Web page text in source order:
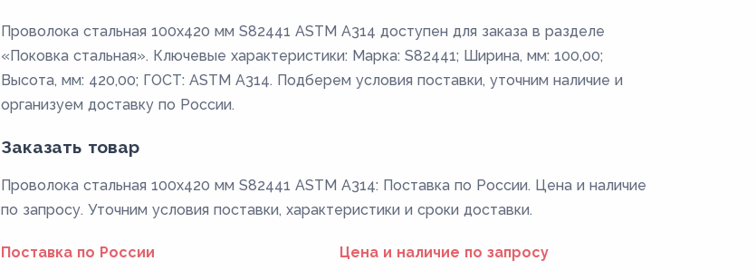
Проволока стальная 100х420 мм S82441 ASTM A314 доступен для заказа в разделе
«Поковка стальная». Ключевые характеристики: Марка: S82441; Ширина, мм: 100,00;
Высота, мм: 420,00; ГОСТ: ASTM A314. Подберем условия поставки, уточним наличие и
организуем доставку по России.
Заказать товар
Проволока стальная 100х420 мм S82441 ASTM A314: Поставка по России. Цена и наличие
по запросу. Уточним условия поставки, характеристики и сроки доставки.
Поставка по России Цена и наличие по запросу